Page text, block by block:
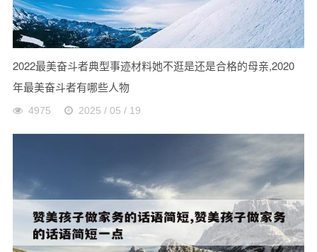
2022最美奋斗者典型事迹材料她不逛是还是合格的母亲,2020
年最美奋斗者有哪些人物
4975 2025 / 05 / 19